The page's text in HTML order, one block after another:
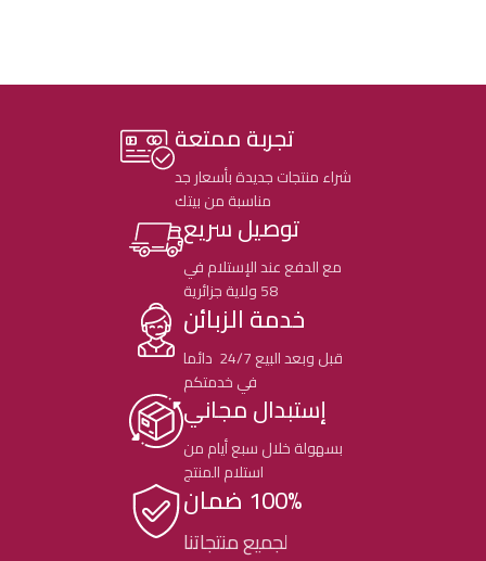
تجربة ممتعة
شراء منتجات جديدة بأسعار جد
مناسبة من بيتك
توصيل سريع
مع الدفع عند الإستلام في
58 ولاية جزائرية
خدمة الزبائن
قبل وبعد البيع 24/7 دائما
في خدمتكم
إستبدال مجاني
بسهولة خلال سبع أيام من
استلام المنتج
100% ضمان
لجميع منتجاتنا